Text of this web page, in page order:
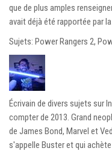
que de plus amples
avait déjà été rapportée par
Sujets: Power Rangers 2,
Écrivain de divers sujets sur
compter de 2013. Grand
de James Bond, Marvel et
s'appelle Buster et qui